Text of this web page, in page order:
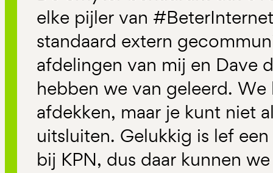
elke pijler van
standaard extern
afdelingen van mij en Dave
hebben we van geleerd. We
afdekken, maar je kunt niet
uitsluiten. Gelukkig is lef
bij KPN, dus daar kunnen